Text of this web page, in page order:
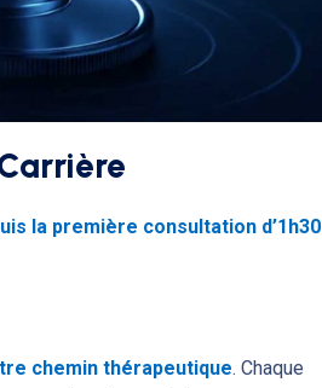
la première consultation d’1h30
chemin thérapeutique. Chaque